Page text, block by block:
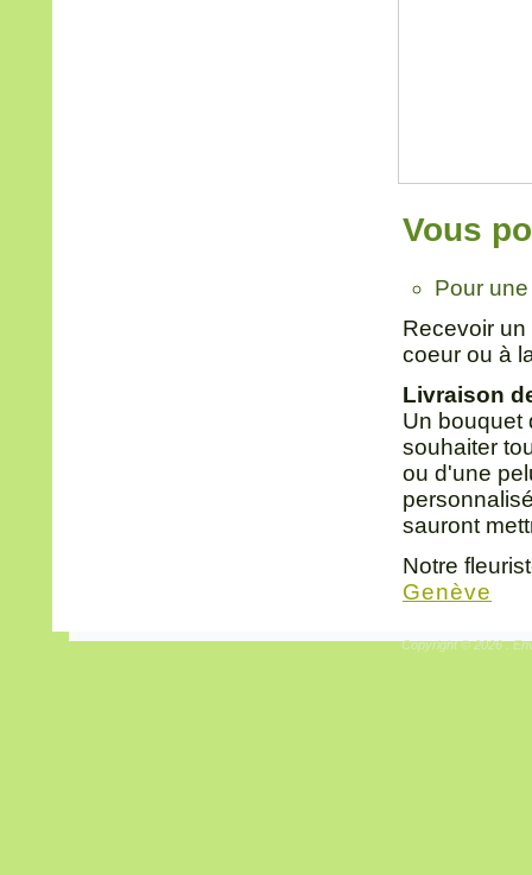
Vous
Pour
Recevoir
coeur ou à
Livraison
Un bouquet
souhaiter
ou d'une
sauront
Notre
Genève
Copyright © 2026 .